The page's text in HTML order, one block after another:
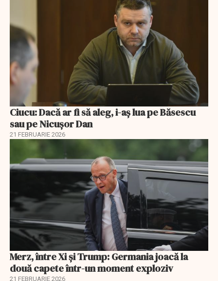
Ciucu: Dacă ar fi să aleg, i-aș lua pe Băsescu
sau pe Nicușor Dan
21 FEBRUARIE 2026
Merz, între Xi și Trump: Germania joacă la
două capete într-un moment exploziv
21 FEBRUARIE 2026